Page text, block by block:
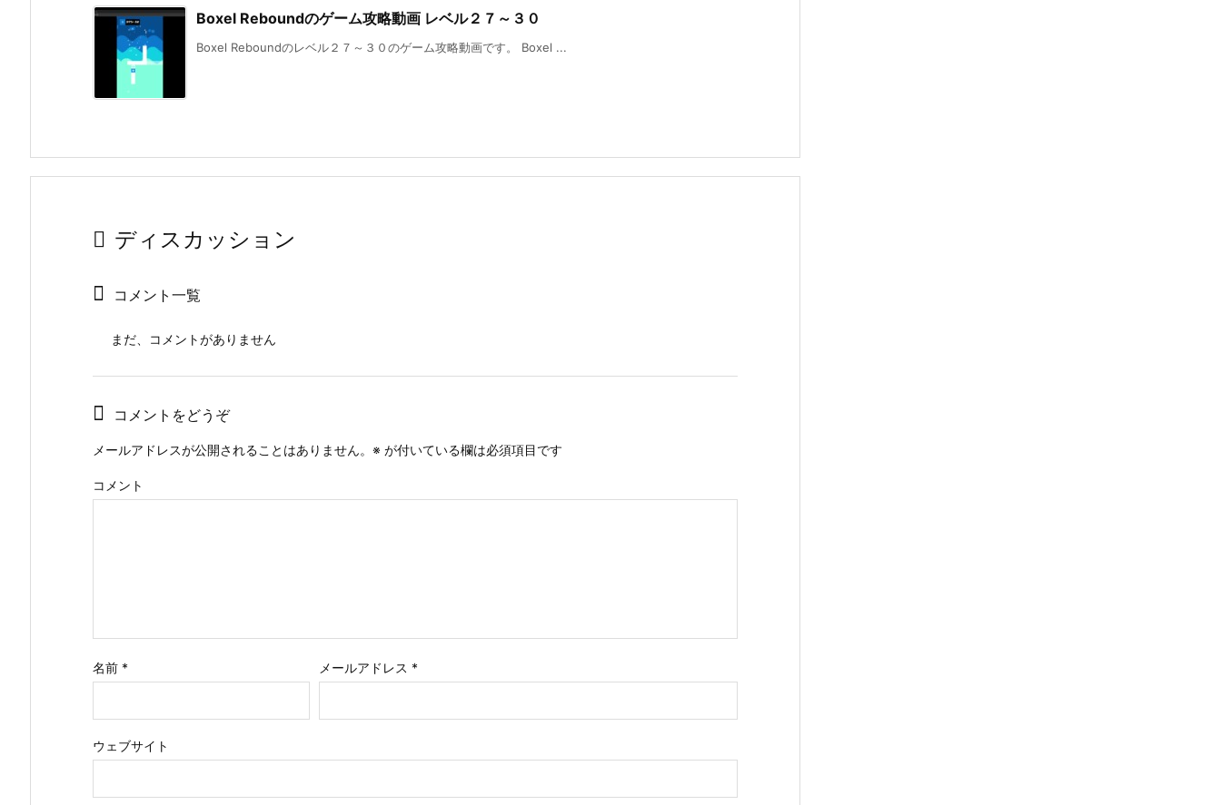
Boxel Reboundのゲーム攻略動画 レベル２７～３０
Boxel Reboundのレベル２７～３０のゲーム攻略動画です。 Boxel ...
ディスカッション
コメント一覧
まだ、コメントがありません
コメントをどうぞ
メールアドレスが公開されることはありません。 ※ が付いている欄は必須項目です
コメント
名前 * メールアドレス *
ウェブサイト